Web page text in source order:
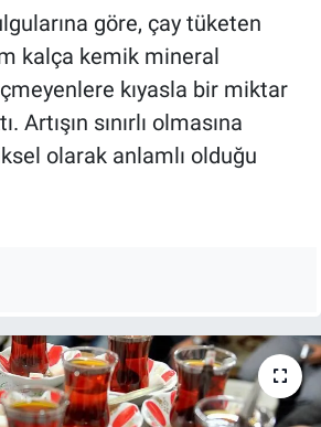
göre, çay tüketen
kalça kemik mineral
kıyasla bir miktar
Artışın sınırlı olmasına
olarak anlamlı olduğu